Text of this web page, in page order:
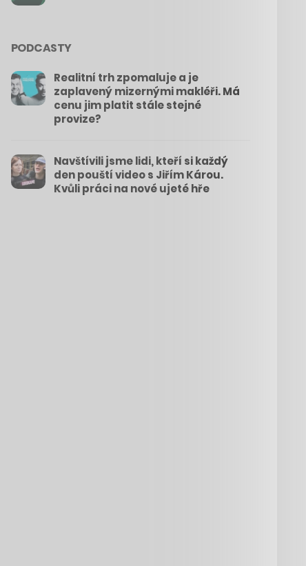
PODCASTY
Realitní trh zpomaluje a je
zaplavený mizernými makléři. Má
cenu jim platit stále stejné
provize?
Navštívili jsme lidi, kteří si každý
den pouští video s Jiřím Károu.
Kvůli práci na nové ujeté hře